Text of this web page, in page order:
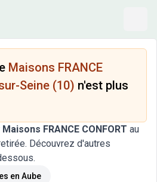
Maisons FRANCE
Seine (10) n'est plus
Maisons FRANCE CONFORT au
Découvrez d'autres
en Aube